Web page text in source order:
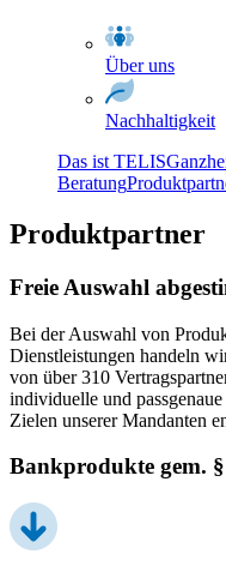
Über uns
Nachhaltigkeit
Das ist TELIS
Beratung
Produktpartner
Freie Auswahl
Bei der Auswahl von
Dienstleistungen handeln
von über 310
individuelle und
Zielen unserer Mandanten
Bankprodukte gem.